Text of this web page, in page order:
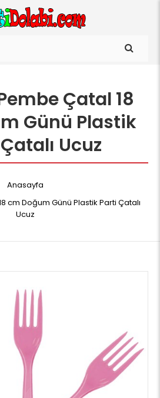
Çatal 18
Günü Plastik
Ucuz
Anasayfa
cm Doğum Günü Plastik Parti Çatalı
Ucuz